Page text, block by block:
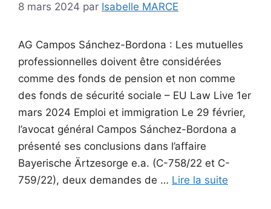
8 mars 2024 par Isabelle MARCE
AG Campos Sánchez-Bordona : Les mutuelles
professionnelles doivent être considérées
comme des fonds de pension et non comme
des fonds de sécurité sociale – EU Law Live 1er
mars 2024 Emploi et immigration Le 29 février,
l’avocat général Campos Sánchez-Bordona a
présenté ses conclusions dans l’affaire
Bayerische Ärtzesorge e.a. (C-758/22 et C-
759/22), deux demandes de … Lire la suite